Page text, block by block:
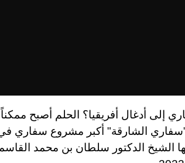
إلى أدغال أفريقيا؟ الحلم أصبح
"سفاري الشارقة" أكبر مشروع سفاري في
الشيخ الدكتور سلطان بن محمد